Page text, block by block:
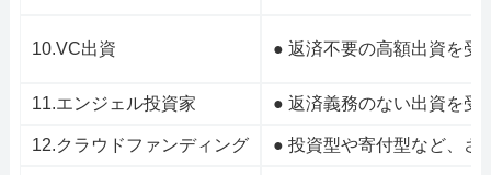
10.VC出資 ● 返済不要の高額出資を受
11.エンジェル投資家 ● 返済義務のない出資を受
12.クラウドファンディング ● 投資型や寄付型など、さ